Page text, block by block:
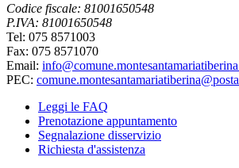
Codice fiscale: 81001650548
P.IVA: 81001650548
Tel: 075 8571003
Fax: 075 8571070
Email:
PEC:
Leggi le FAQ
Prenotazione appuntamento
Segnalazione disservizio
Richiesta d'assistenza